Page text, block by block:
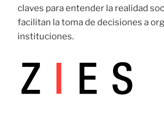
claves para entender la realidad
facilitan la toma de decisiones a
instituciones.